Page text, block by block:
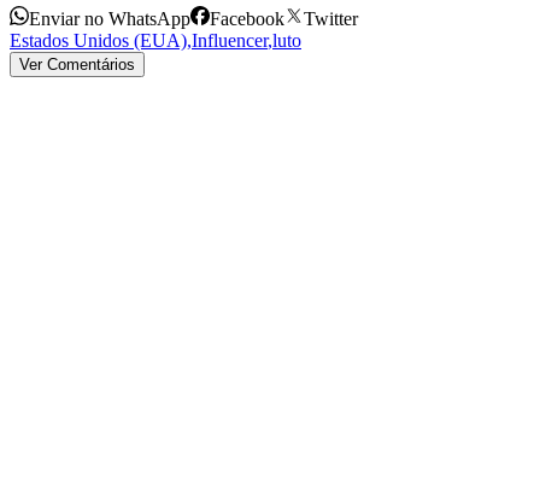
Enviar no WhatsApp Facebook
Twitter
Estados Unidos (EUA),Influencer,luto
Ver Comentários